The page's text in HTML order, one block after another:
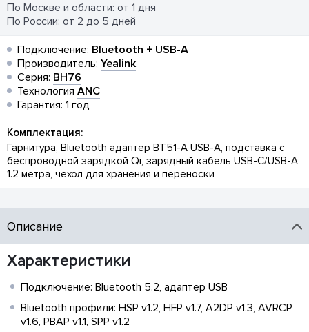
По Москве и области: от 1 дня
По России: от 2 до 5 дней
Подключение: Bluetooth + USB-A
Производитель: Yealink
Серия: BH76
Технология ANC
Гарантия: 1 год
Комплектация:
Гарнитура, Bluetooth адаптер BT51-A USB-A, подставка с
беспроводной зарядкой Qi, зарядный кабель USB-C/USB-A
1.2 метра, чехол для хранения и переноски
Описание
Характеристики
Подключение: Bluetooth 5.2, адаптер USB
Bluetooth профили: HSP v1.2, HFP v1.7, A2DP v1.3, AVRCP
v1.6, PBAP v1.1, SPP v1.2